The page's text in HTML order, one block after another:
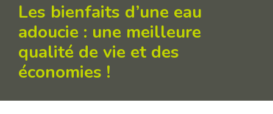
Les bienfaits d’une eau
adoucie : une meilleure
qualité de vie et des
économies !